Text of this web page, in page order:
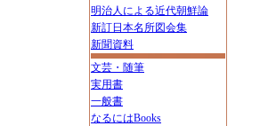
明治人による近代朝鮮論
新訂日本名所図会集
新聞資料
文芸・随筆
実用書
一般書
なるにはBooks